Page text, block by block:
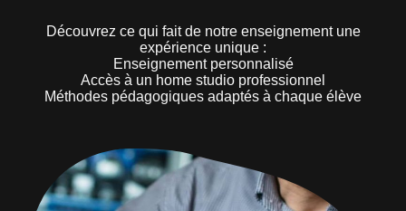
Découvrez ce qui fait de notre enseignement une
expérience unique :
Enseignement personnalisé
Accès à un home studio professionnel
Méthodes pédagogiques adaptés à chaque élève